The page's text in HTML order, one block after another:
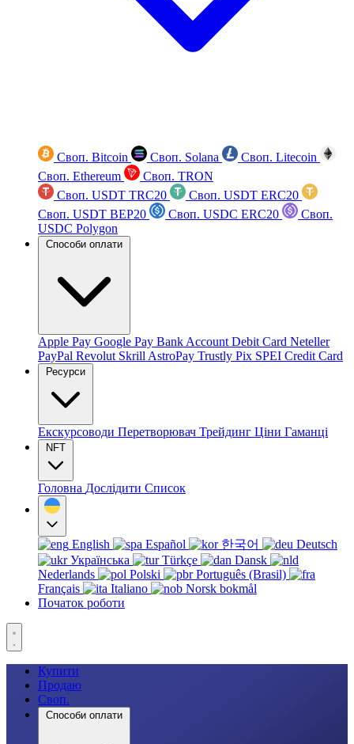
Своп. Bitcoin Своп. Solana
Своп. Litecoin
Своп. Ethereum
Своп. TRON
Своп. USDT TRC20
Своп. USDT ERC20
Своп. USDT BEP20
Своп. USDC ERC20
Своп.
USDC Polygon
Способи оплати
Apple Pay Google Pay Bank Account Debit Card Neteller
PayPal Revolut Skrill AstroPay Trustly Pix SPEI Credit Card
Ресурси
Екскурсоводи Перетворювач Трейдинг Ціни Гаманці
NFT
Головна Дослідити Список
English Español 한국어
Deutsch
Українська
Türkçe
Dansk
Nederlands
Polski
Português (Brasil)
Français
Italiano
Norsk bokmål
Початок роботи
Купити
Продаю
Своп.
Способи оплати